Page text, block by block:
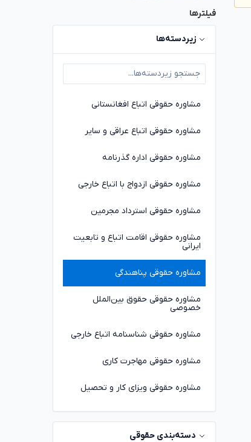
فیلترها
زیردسته‌ها
مشاوره حقوقی اتباع افغانستانی
مشاوره حقوقی اتباع عراقی و سایر
مشاوره حقوقی اداره گذرنامه
مشاوره حقوقی ازدواج با اتباع خارجی
مشاوره حقوقی استرداد مجرمین
مشاوره حقوقی اقامت اتباع و تابعیت
ایرانی
مشاوره حقوقی پناهندگی
مشاوره حقوقی حقوق بین‌الملل
خصوصی
مشاوره حقوقی شناسنامه اتباع خارجی
مشاوره حقوقی مهاجرت کاری
مشاوره حقوقی ویزای کار و تحصیل
دسته‌بندی حقوقی